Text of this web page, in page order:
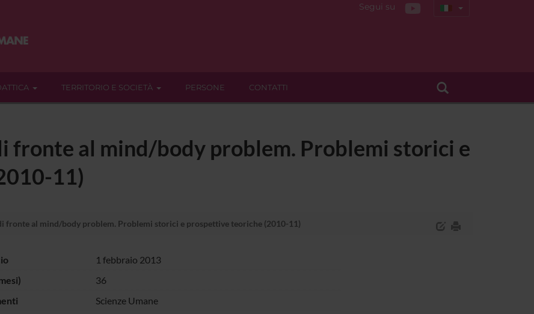
Segui su
TERRITORIO E SOCIETÀ PERSONE CONTATTI
fronte al mind/body problem. Problemi storici e
11)
fronte al mind/body problem. Problemi storici e prospettive teoriche (2010-11)
1 febbraio 2013
36
Scienze Umane